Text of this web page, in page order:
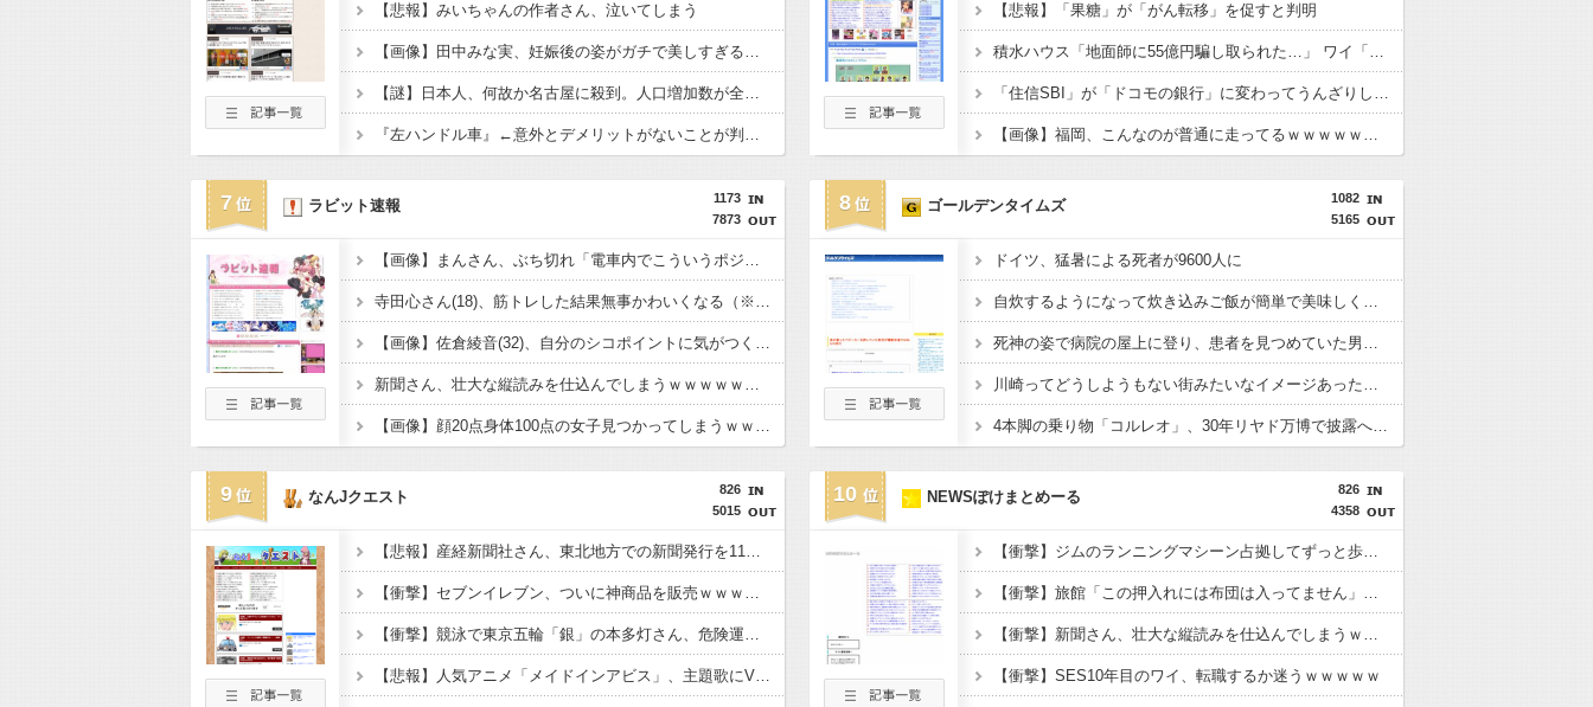
【悲報】みいちゃんの作者さん、泣いてしまう
【画像】田中みな実、妊娠後の姿がガチで美しすぎる件wwwwww
【謎】日本人、何故か名古屋に殺到。人口増加数が全国一位に
『左ハンドル車』←意外とデメリットがないことが判明wwwwwww
【悲報】「果糖」が「がん転移」を促すと判明
積水ハウス「地面師に55億円騙し取られた…」 ワイ「はえーかわいそう…会社滅茶苦茶やろなぁ」
「住信SBI」が「ドコモの銀行」に変わってうんざりしてるやつｗｗｗｗｗｗｗ
【画像】福岡、こんなのが普通に走ってるｗｗｗｗｗｗｗｗｗｗｗｗｗｗｗｗ
7
1173
7873
ラビット速報
【画像】まんさん、ぶち切れ「電車内でこういうポジのおじ、ガチでイラネ」
寺田心さん(18)、筋トレした結果無事かわいくなる（※画像あり）
【画像】佐倉綾音(32)、自分のシコポイントに気がつくｗｗｗｗｗｗｗｗｗｗ
新聞さん、壮大な縦読みを仕込んでしまうｗｗｗｗｗｗｗ
【画像】顔20点身体100点の女子見つかってしまうｗｗｗｗｗｗｗｗ
8
1082
5165
ゴールデンタイムズ
ドイツ、猛暑による死者が9600人に
自炊するようになって炊き込みご飯が簡単で美味しくてコスパもいいことに気づいた
死神の姿で病院の屋上に登り、患者を見つめていた男に罰金刑
川崎ってどうしようもない街みたいなイメージあったけど
4本脚の乗り物「コルレオ」、30年リヤド万博で披露へ 川崎重工が35年発売目指す
9
826
5015
なんJクエスト
【悲報】産経新聞社さん、東北地方での新聞発行を11月いっぱいで休止・・・・・・・・・
【衝撃】セブンイレブン、ついに神商品を販売ｗｗｗｗｗｗｗｗｗｗ
【衝撃】競泳で東京五輪「銀」の本多灯さん、危険運転致傷罪で起訴・国際大会を辞退・・・・・・・・・
【悲報】人気アニメ「メイドインアビス」、主題歌にVTuberさん起用でまたまたまた炎上ｗｗｗｗｗｗｗｗｗｗ
10
826
4358
NEWSぽけまとめーる
【衝撃】ジムのランニングマシーン占拠してずっと歩いてる男の正体←これｗｗｗｗｗ
【衝撃】旅館「この押入れには布団は入ってません」←これｗｗｗｗｗ(※画像あり)
【衝撃】新聞さん、壮大な縦読みを仕込んでしまうｗｗｗｗｗ(※画像あり)
【衝撃】SES10年目のワイ、転職するか迷うｗｗｗｗｗ